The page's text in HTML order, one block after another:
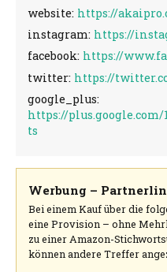
website: https://
instagram: https://
facebook: https://
twitter: https://
google_plus:
https://plus.google.com/
ts
Werbung –
Bei einem Kauf über die
eine Provision – ohne
zu einer Amazon-
können andere Treffer